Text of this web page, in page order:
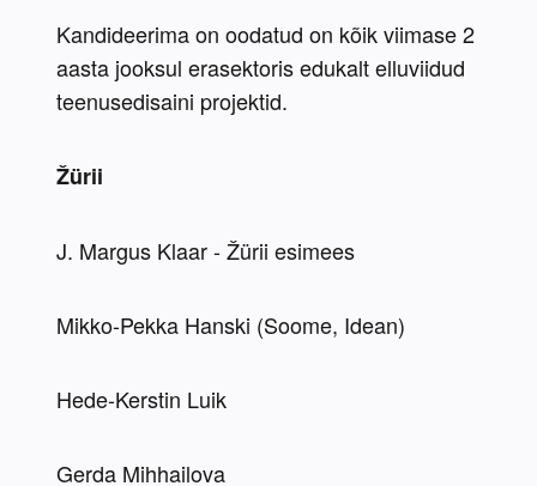
Kandideerima on oodatud on kõik viimase 2
aasta jooksul erasektoris edukalt elluviidud
teenusedisaini projektid.
Žürii
J. Margus Klaar - Žürii esimees
Mikko-Pekka Hanski (Soome, Idean)
Hede-Kerstin Luik
Gerda Mihhailova